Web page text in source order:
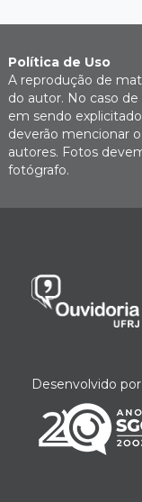
Política de Uso
A reprodução de
do autor. No caso
em sendo
deverão mencionar
autores. Fotos
fotógrafo.
Desenvolvido por